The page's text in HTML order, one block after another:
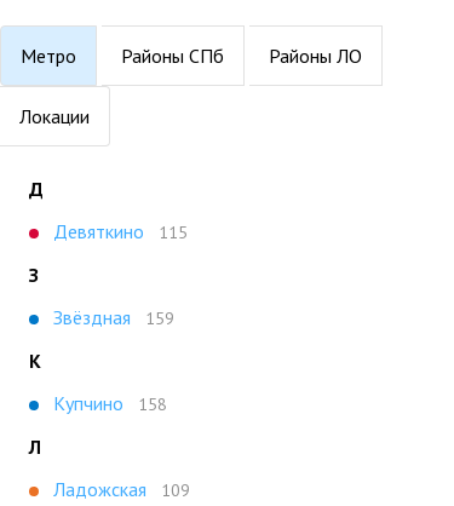
Метро Районы СПб Районы ЛО
Локации
Д
Девяткино
115
З
Звёздная
159
К
Купчино
158
Л
Ладожская
109